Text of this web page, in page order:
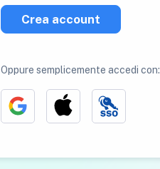
Crea account
Oppure semplicemente accedi con: